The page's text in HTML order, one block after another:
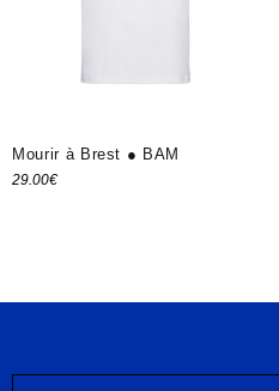
Mourir à Brest ● BAM
29.00€